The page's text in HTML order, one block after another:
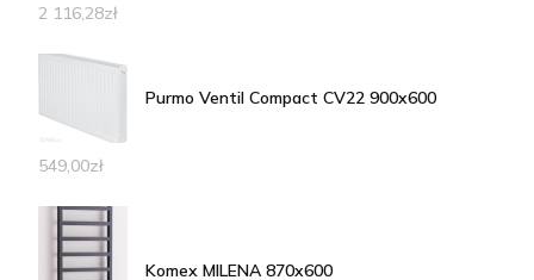
2 116,28zł
Purmo Ventil Compact CV22 900x600
549,00zł
Komex MILENA 870x600